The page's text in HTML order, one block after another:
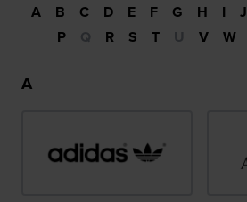
A B C D E F G H I J
P
Q R S T U V W
A